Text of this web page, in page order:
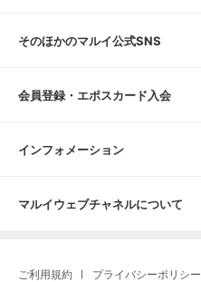
そのほかのマルイ公式SNS
会員登録・エポスカード入会
インフォメーション
マルイウェブチャネルについて
ご利用規約 プライバシーポリシー